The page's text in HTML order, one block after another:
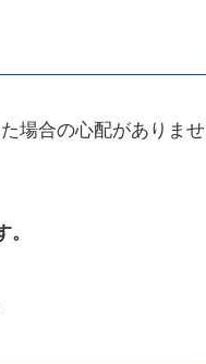
場合の心配がありませ